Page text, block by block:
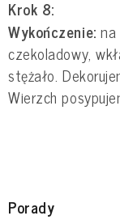
Krok 8:
Wykończenie:
czekoladowy,
stężało.
Wierzch
Porady